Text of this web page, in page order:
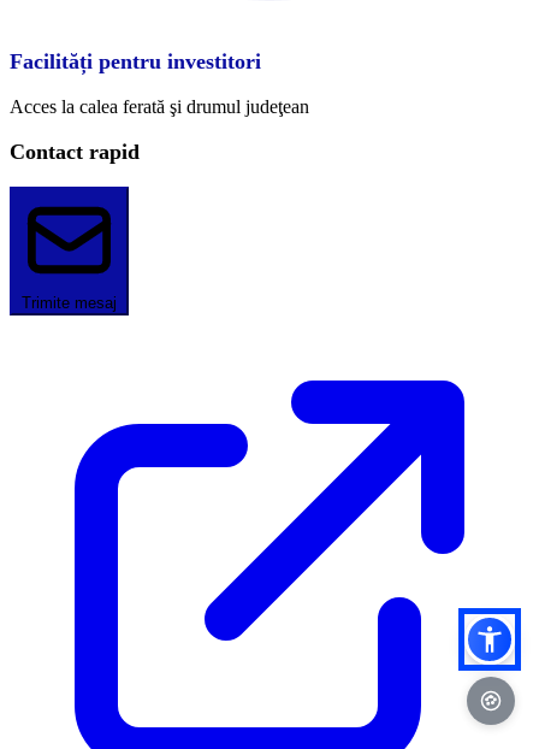
Facilități pentru investitori
Acces la calea ferată şi drumul judeţean
Contact rapid
Trimite mesaj